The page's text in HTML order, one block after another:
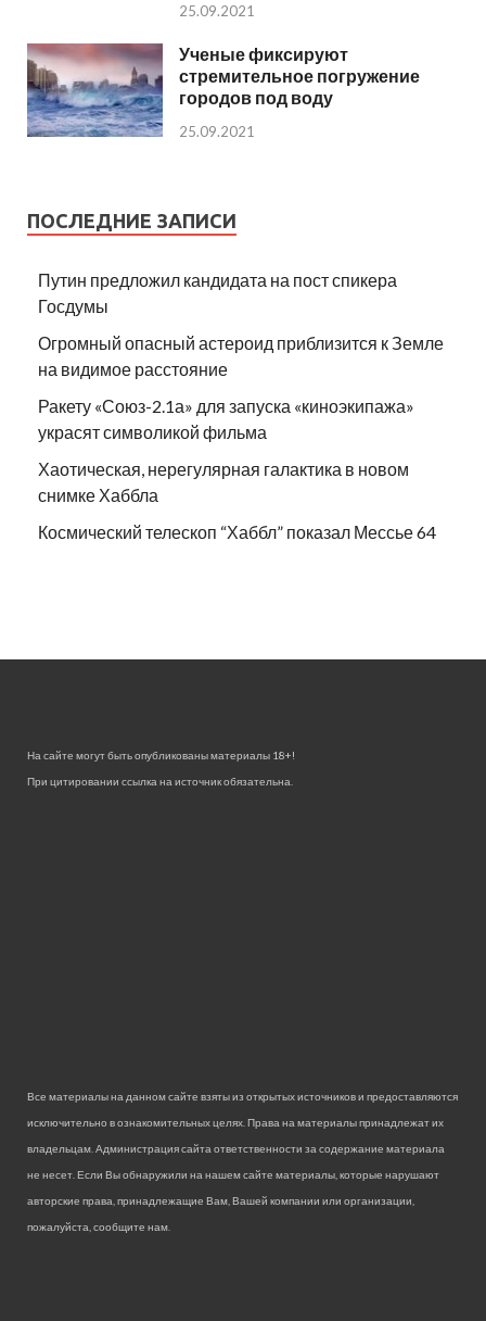
25.09.2021
Ученые фиксируют
стремительное погружение
городов под воду
25.09.2021
ПОСЛЕДНИЕ ЗАПИСИ
Путин предложил кандидата на пост спикера
Госдумы
Огромный опасный астероид приблизится к Земле
на видимое расстояние
Ракету «Союз-2.1а» для запуска «киноэкипажа»
украсят символикой фильма
Хаотическая, нерегулярная галактика в новом
снимке Хаббла
Космический телескоп “Хаббл” показал Мессье 64
На сайте могут быть опубликованы материалы 18+!
При цитировании ссылка на источник обязательна.
Все материалы на данном сайте взяты из открытых источников и предоставляются
исключительно в ознакомительных целях. Права на материалы принадлежат их
владельцам. Администрация сайта ответственности за содержание материала
не несет. Если Вы обнаружили на нашем сайте материалы, которые нарушают
авторские права, принадлежащие Вам, Вашей компании или организации,
пожалуйста, сообщите нам.